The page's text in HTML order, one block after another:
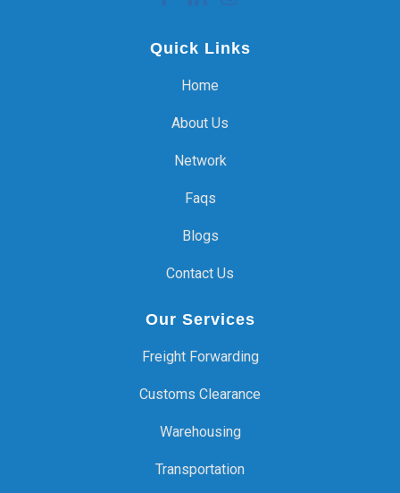
Quick Links
Home
About Us
Network
Faqs
Blogs
Contact Us
Our Services
Freight Forwarding
Customs Clearance
Warehousing
Transportation